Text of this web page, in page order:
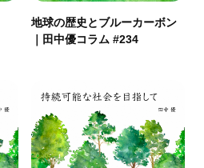
地球の歴史とブルーカーボン
｜田中優コラム #234